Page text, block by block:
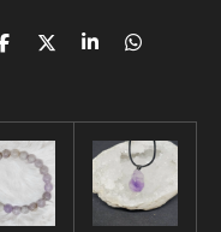
P
a
g
e
P
a
g
e
r
P
a
g
e
P
a
g
e
r